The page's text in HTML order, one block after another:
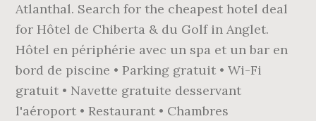
Atlanthal. Search for the cheapest hotel deal
for Hôtel de Chiberta & du Golf in Anglet.
Hôtel en périphérie avec un spa et un bar en
bord de piscine • Parking gratuit • Wi-Fi
gratuit • Navette gratuite desservant
l'aéroport • Restaurant • Chambres